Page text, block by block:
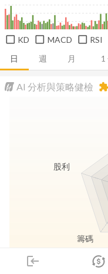
login
市場
日 週 月
KD MACD RSI
AI 分析與策略健檢
趨勢
籌碼
股利